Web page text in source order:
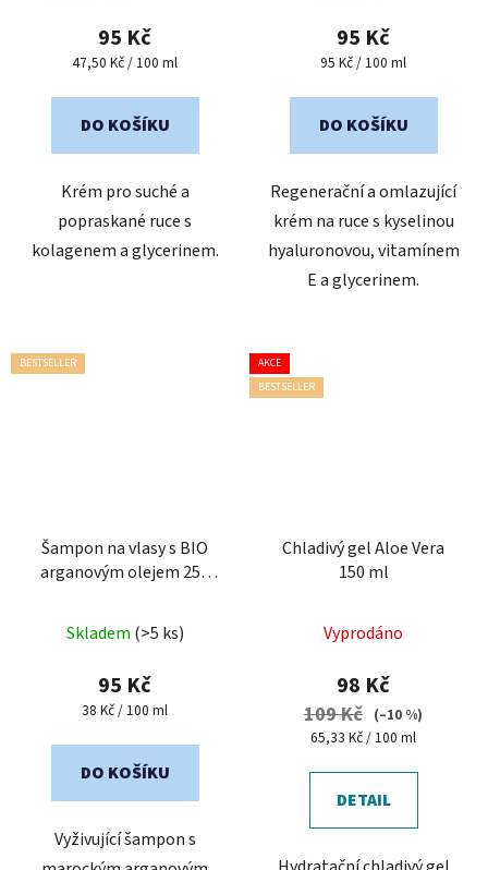
95 Kč
Měrná
47,50 Kč / 100 ml
DO KOŠÍKU
Krém pro suché a
popraskané ruce s
kolagenem a glycerinem.
95 Kč
Měrná
95 Kč / 100 ml
DO KOŠÍKU
Regenerační a omlazující
krém na ruce s kyselinou
hyaluronovou, vitamínem
E a glycerinem.
BESTSELLER
Šampon na vlasy s BIO
arganovým olejem 250
Skladem (>5 ks)
95 Kč
Měrná
38 Kč / 100 ml
DO KOŠÍKU
Vyživující šampon s
AKCE
BESTSELLER
Chladivý gel Aloe Vera
150 ml
Vyprodáno
98 Kč
109 Kč (–10 %)
Měrná
65,33 Kč / 100 ml
DETAIL